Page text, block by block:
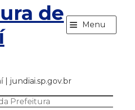
de ≡ Menu
| jundiai.sp.gov.br